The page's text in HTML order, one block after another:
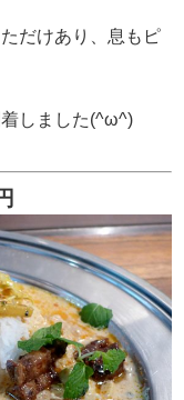
だけあり、息もピ
しました(^ω^)